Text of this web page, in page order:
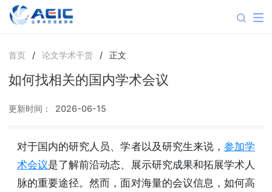
首页 / 论文学术干货 / 正文
如何找相关的国内学术会议
更新时间： 2026-06-15
对于国内的研究人员、学者以及研究生来说， 参加学
术会议是了解前沿动态、展示研究成果和拓展学术人
脉的重要途径。然而，面对海量的会议信息，如何高